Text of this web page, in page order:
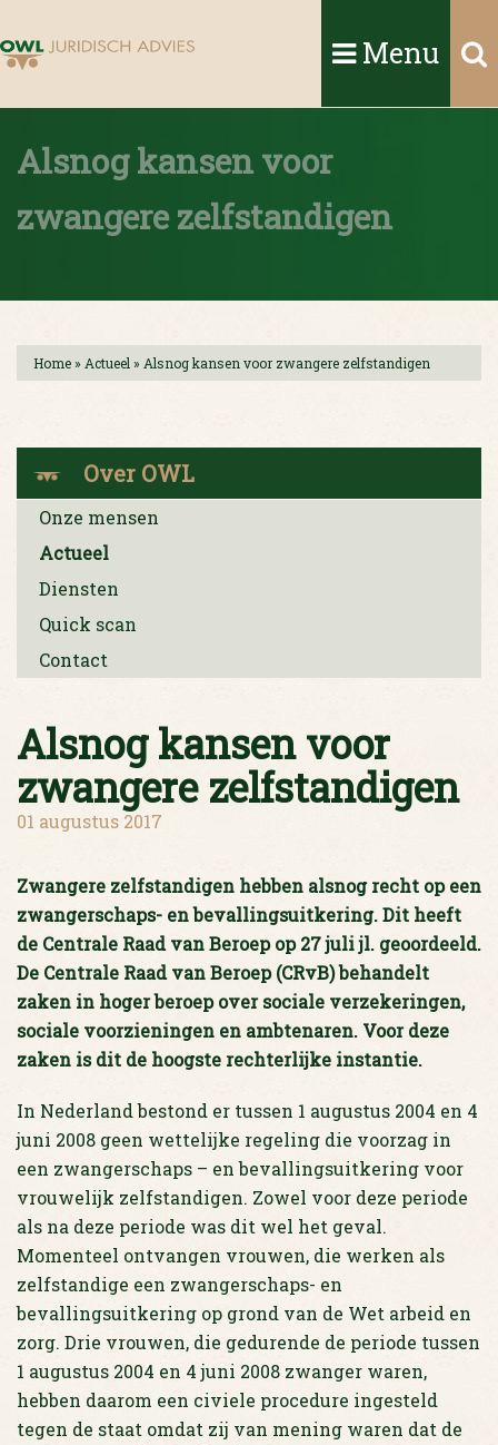
Menu
Alsnog kansen voor
zwangere zelfstandigen
Home» Actueel » Alsnog kansen voor zwangere zelfstandigen
Over OWL
Onze mensen
Actueel
Diensten
Quick scan
Contact
Alsnog kansen voor
zwangere zelfstandigen
01 augustus 2017
Zwangere zelfstandigen hebben alsnog recht op een
zwangerschaps- en bevallingsuitkering. Dit heeft
de Centrale Raad van Beroep op 27 juli jl. geoordeeld.
De Centrale Raad van Beroep (CRvB) behandelt
zaken in hoger beroep over sociale verzekeringen,
sociale voorzieningen en ambtenaren. Voor deze
zaken is dit de hoogste rechterlijke instantie.
In Nederland bestond er tussen 1 augustus 2004 en 4
juni 2008 geen wettelijke regeling die voorzag in
een zwangerschaps – en bevallingsuitkering voor
vrouwelijk zelfstandigen. Zowel voor deze periode
als na deze periode was dit wel het geval.
Momenteel ontvangen vrouwen, die werken als
zelfstandige een zwangerschaps- en
bevallingsuitkering op grond van de Wet arbeid en
zorg. Drie vrouwen, die gedurende de periode tussen
1 augustus 2004 en 4 juni 2008 zwanger waren,
hebben daarom een civiele procedure ingesteld
tegen de staat omdat zij van mening waren dat de